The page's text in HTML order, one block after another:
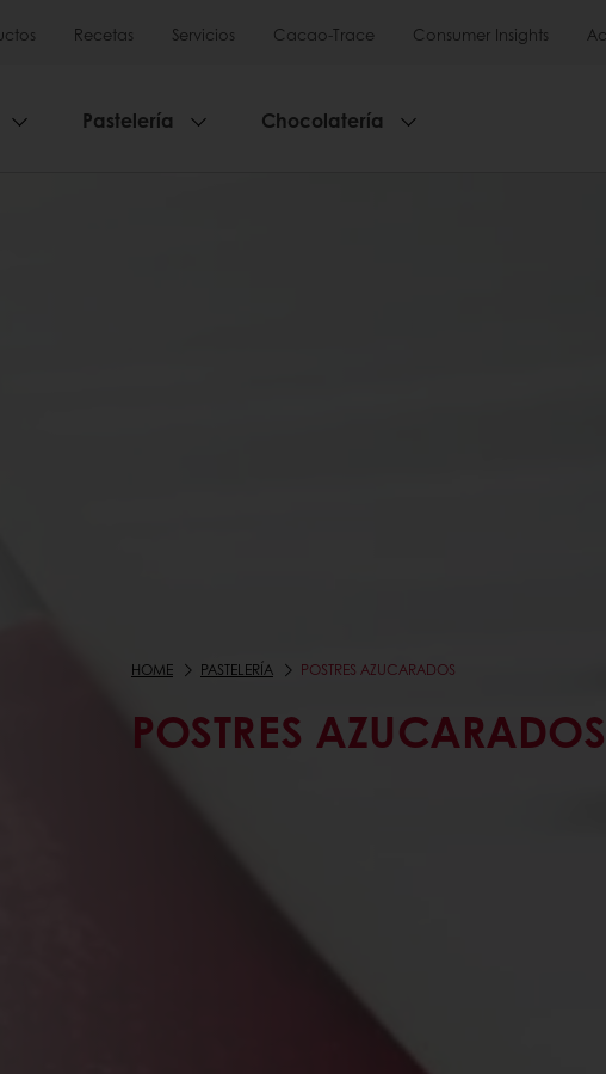
Recetas Servicios Cacao-Trace Consumer Insights
Pastelería Chocolatería
HOME PASTELERÍA POSTRES AZUCARADOS
POSTRES AZUCARADOS